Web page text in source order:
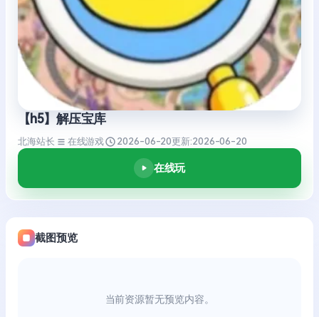
【h5】解压宝库
北海站长 在线游戏 2026-06-20更新:2026-06-20
在线玩
截图预览
当前资源暂无预览内容。